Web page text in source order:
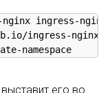
ingress-
ingress-nginx \
namespace
его во